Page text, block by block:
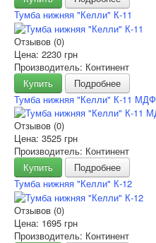
Тумба нижняя "Келли" К-11
Отзывов (0)
Цена: 2230 грн
Производитель: Континент
Купить
Подробнее
Тумба нижняя "Келли" К-11 МДФ
Отзывов (0)
Цена: 3525 грн
Производитель: Континент
Купить
Подробнее
Тумба нижняя "Келли" К-12
Отзывов (0)
Цена: 1695 грн
Производитель: Континент